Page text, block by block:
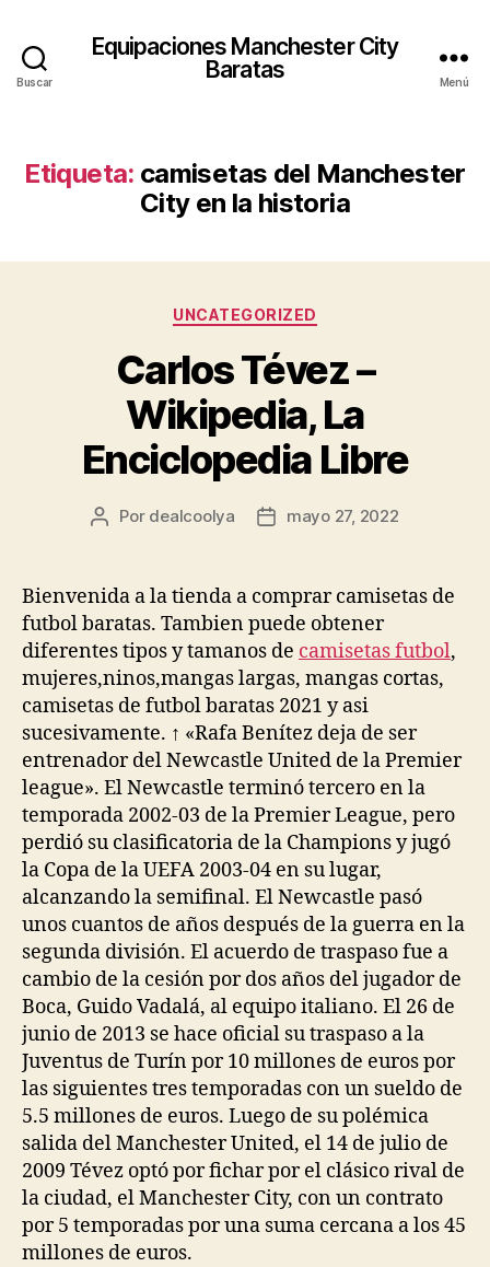
Buscar
Equipaciones Manchester City
Baratas
Menú
Etiqueta: camisetas del Manchester
City en la historia
Categorías
UNCATEGORIZED
Carlos Tévez –
Wikipedia, La
Enciclopedia Libre
Autor
entrada
Por dealcoolya
Fecha
entrada
mayo 27, 2022
Bienvenida a la tienda a comprar camisetas de
futbol baratas. Tambien puede obtener
diferentes tipos y tamanos de camisetas futbol,
mujeres,ninos,mangas largas, mangas cortas,
camisetas de futbol baratas 2021 y asi
sucesivamente. ↑ «Rafa Benítez deja de ser
entrenador del Newcastle United de la Premier
league». El Newcastle terminó tercero en la
temporada 2002-03 de la Premier League, pero
perdió su clasificatoria de la Champions y jugó
la Copa de la UEFA 2003-04 en su lugar,
alcanzando la semifinal. El Newcastle pasó
unos cuantos de años después de la guerra en la
segunda división. El acuerdo de traspaso fue a
cambio de la cesión por dos años del jugador de
Boca, Guido Vadalá, al equipo italiano. El 26 de
junio de 2013 se hace oficial su traspaso a la
Juventus de Turín por 10 millones de euros por
las siguientes tres temporadas con un sueldo de
5.5 millones de euros. Luego de su polémica
salida del Manchester United, el 14 de julio de
2009 Tévez optó por fichar por el clásico rival de
la ciudad, el Manchester City, con un contrato
por 5 temporadas por una suma cercana a los 45
millones de euros.